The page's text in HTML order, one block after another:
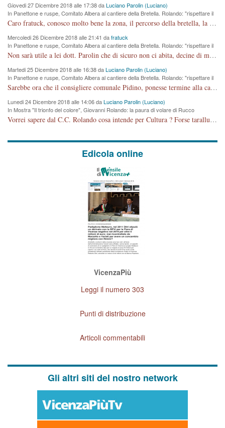
Giovedi 27 Dicembre 2018 alle 17:38 daLuciano Parolin (Luciano)
In Panettone e ruspe, Comitato Albera al cantiere della Bretella. Rolando: "rispettare il
cronoprogramma"
Caro fratuck, conosco molto bene la zona, il percorso della bretella, la situazione dei cittadini, abito in Viale Trento. A partire dal 2003 ho partecipato al Comitato di Maddalene pro bretella, e a riunioni propositive per apportare modifiche al progetto. Numerose mie foto del territorio sono arrivate a Roma, altri miei interventi (non graditi dalla Sx) sono stati pubblicati dal GdV, assieme ad altri come Ciro Asproso, ora favorevole alla bretella. Ho partecipato alla raccolta firme per la chiusura della strada x 5 giorni eseguita dal Sindaco Hullwech per sforamento 180 Micro/g. Pertanto come impegno per la tematica sono apposto con la coscienza. Ora il Progetto è partito, fine! Voglio dire che la nuova Giunta "comunale" non c'entra più. L'opera sarà "malauguratamente" eseguita, ma non con il mio placet. Il Consigliere Comunale dovrebbe capire che la campagna elettorale è finita, con buona pace di tutti. Quello che invece dovrebbe interessare è la proprietà della strada, dall'uscita autostradale Ovest, sino alla Rotatoria dell'Albara, vi sono tre possessori: Autostrade SpA; La Provincia, il Comune. Come la mettiamo per il futuro ? I costi, da 50 sono saliti a 100 milioni di € come dire 20 milioni a KM (!) da non credere. Comunque si farà. Ma nessuno canti Vittoria, anzi meglio non farne un ulteriore fatto "partitico" per questioni elettorali o di seggio. Se mi manda la sua mail, sono disponibile ad inviare i documenti e le foto sopra descritte. Con ossequi, Luciano Parolin
Mercoledi 26 Dicembre 2018 alle 21:41 dafratuck
In Panettone e ruspe, Comitato Albera al cantiere della Bretella. Rolando: "rispettare il
cronoprogramma"
Non sarà utile a lei dott. Parolin che di sicuro non ci abita, decine di migliaia di TIR, automobili e padroncini che passano quotidianamente per una strada appena rotabile, non è più possibile stendere i panni, attraversare la strada senza rischiare la morte, le case stanno crepando, i tempi sono cambiati e la bretella non passerà assolutamente per maddalene (ma cosa sta a dire?!), dia invece responsabilità a chi ha costruito tagliando la strada che doveva invece terminare a isola vicentina e non al moracchino lasciando Motta di Costabissara ancora in panne di traffico. I tempi sono cambiati dottore e se l'anagrafe della vita stagna nell'essere umano impressioni conservatrici, la società non le considera perchè va avanti, si industrializza e ha bisogno di infrastrutture e di sviluppo. Ultima considerazione, se è geloso di Rolando perchè vede in lui solo campagne politiche mentre si difendono i SOLI diritti dei cittadini, la preghiamo faccia considerazioni più appropriate. Saluti e complimenti per i suoi scritti.
Martedi 25 Dicembre 2018 alle 16:38 daLuciano Parolin (Luciano)
In Panettone e ruspe, Comitato Albera al cantiere della Bretella. Rolando: "rispettare il
cronoprogramma"
Sarebbe ora che il consigliere comunale Pidino, ponesse termine alla campagna elettorale nel territorio del suo seggio Villaggio del Sole. La tiraca è iniziata, distruggerà 6 km di prateria ovest della città, ricca di fonti e sorgenti d'acqua. I cittadini di Maddalene non avranno più Pace la notte. Molta colpa per la costruzione di questa Strada è proprio del signor Rolando,dei suoi gazebo mobili e che vuol far passare questa opera VANDALICA come progetto "utile" a chi ? Non è cosa seria sig. Rolando!
Lunedi 24 Dicembre 2018 alle 14:06 daLuciano Parolin (Luciano)
In Mostra "Il trionfo del colore", Giovanni Rolando: la paura di volare di Rucco
Vorrei sapere dal C.C. Rolando cosa intende per Cultura ? Forse tarallucci, vino e sagre, o spaghetti tricolori del PD ? Il continuo (s)parlare della mostra a Palazzo Chiericati caro consigliere DANNEGGIA FORTEMENTE l'immagine della città TUTTA e fa deviare i consensi che in RUSSIA (badi bene ex U.R.S.S.) sono ECCELLENTI. A livello artistico l'evento è di alta Valenza culturale, COMPITO di Tutta la Cittadinanza fare il possibile per propagandare l'iniziativa senza farne UN CASO PARTITICO come fa Lei da sempre. Meno Gazebo + Partecipazione! E così sia. Amen.
Edicola online
VicenzaPiù
Leggi il numero 303
Punti di distribuzione
Articoli commentabili
Gli altri siti del nostro network